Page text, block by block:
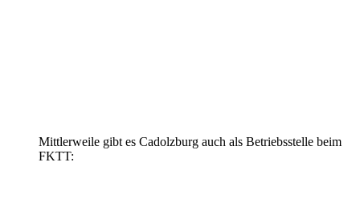
Mittlerweile gibt es Cadolzburg auch als Betriebsstelle beim
FKTT: